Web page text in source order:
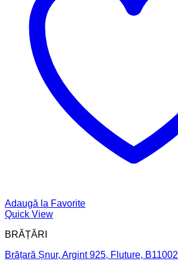
Adaugă la Favorite
Quick View
BRĂȚĂRI
Brățară Șnur, Argint 925, Fluture, B11002